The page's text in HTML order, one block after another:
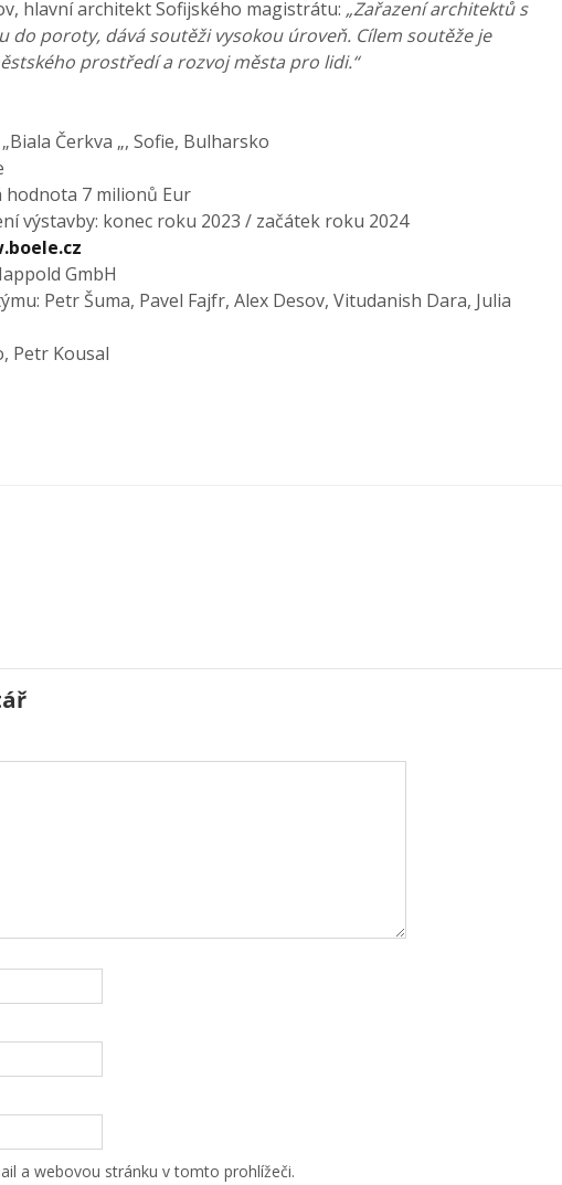
hlavní architekt Sofijského magistrátu: „Zařazení architektů s
poroty, dává soutěži vysokou úroveň. Cílem soutěže je
prostředí a rozvoj města pro lidi.“
Čerkva „, Sofie, Bulharsko
hodnota 7 milionů Eur
výstavby: konec roku 2023 / začátek roku 2024
GmbH
Petr Šuma, Pavel Fajfr, Alex Desov, Vitudanish Dara, Julia
Petr Kousal
a webovou stránku v tomto prohlížeči.